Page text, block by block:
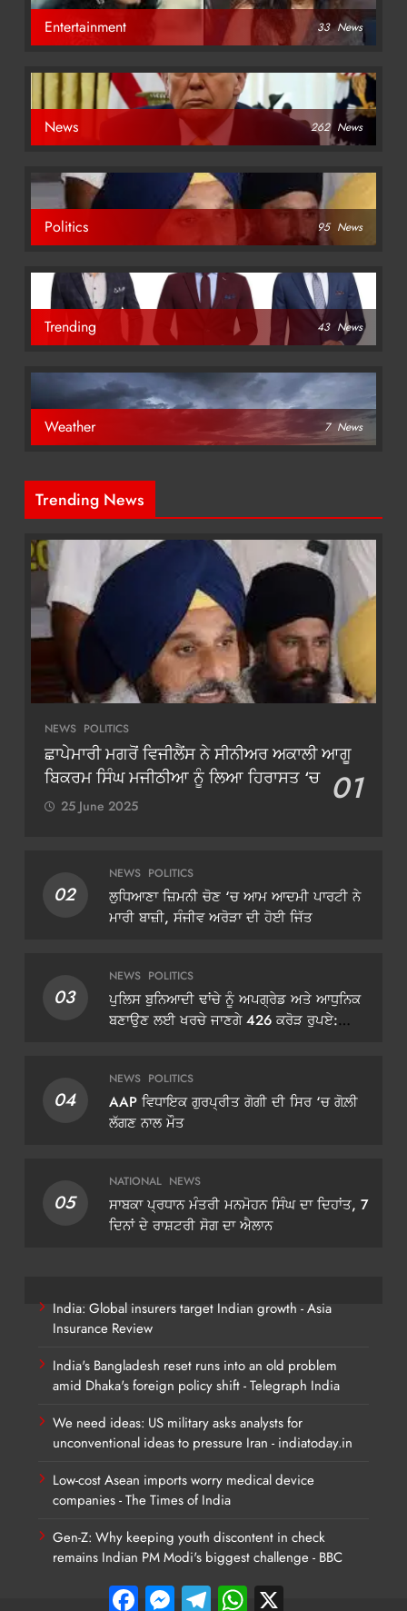
Entertainment 33 News
News 262 News
Politics 95 News
Trending 43 News
Weather 7 News
Trending News
NEWS POLITICS
ਛਾਪੇਮਾਰੀ ਮਗਰੋਂ ਵਿਜੀਲੈਂਸ ਨੇ ਸੀਨੀਅਰ ਅਕਾਲੀ ਆਗੂ
ਬਿਕਰਮ ਸਿੰਘ ਮਜੀਠੀਆ ਨੂੰ ਲਿਆ ਹਿਰਾਸਤ ‘ਚ 01
25 June 2025
02
NEWS POLITICS
ਲੁਧਿਆਣਾ ਜ਼ਿਮਨੀ ਚੋਣ ‘ਚ ਆਮ ਆਦਮੀ ਪਾਰਟੀ ਨੇ
ਮਾਰੀ ਬਾਜ਼ੀ, ਸੰਜੀਵ ਅਰੋੜਾ ਦੀ ਹੋਈ ਜਿੱਤ
03
NEWS POLITICS
ਪੁਲਿਸ ਬੁਨਿਆਦੀ ਢਾਂਚੇ ਨੂੰ ਅਪਗ੍ਰੇਡ ਅਤੇ ਆਧੁਨਿਕ
ਬਣਾਉਣ ਲਈ ਖਰਚੇ ਜਾਣਗੇ 426 ਕਰੋੜ ਰੁਪਏ:
04
NEWS POLITICS
AAP ਵਿਧਾਇਕ ਗੁਰਪ੍ਰੀਤ ਗੋਗੀ ਦੀ ਸਿਰ ‘ਚ ਗੋਲ਼ੀ
ਲੱਗਣ ਨਾਲ ਮੌਤ
05
NATIONAL NEWS
ਸਾਬਕਾ ਪ੍ਰਧਾਨ ਮੰਤਰੀ ਮਨਮੋਹਨ ਸਿੰਘ ਦਾ ਦਿਹਾਂਤ, 7
ਦਿਨਾਂ ਦੇ ਰਾਸ਼ਟਰੀ ਸੋਗ ਦਾ ਐਲਾਨ
India: Global insurers target Indian growth - Asia
Insurance Review
India's Bangladesh reset runs into an old problem
amid Dhaka's foreign policy shift - Telegraph India
We need ideas: US military asks analysts for
unconventional ideas to pressure Iran - indiatoday.in
Low-cost Asean imports worry medical device
companies - The Times of India
Gen-Z: Why keeping youth discontent in check
remains Indian PM Modi's biggest challenge - BBC
FacebookMessengerTelegramWhatsApp